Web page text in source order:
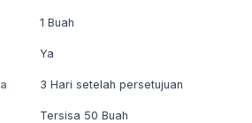
1 Buah
Ya
3 Hari setelah persetujuan
Tersisa 50 Buah